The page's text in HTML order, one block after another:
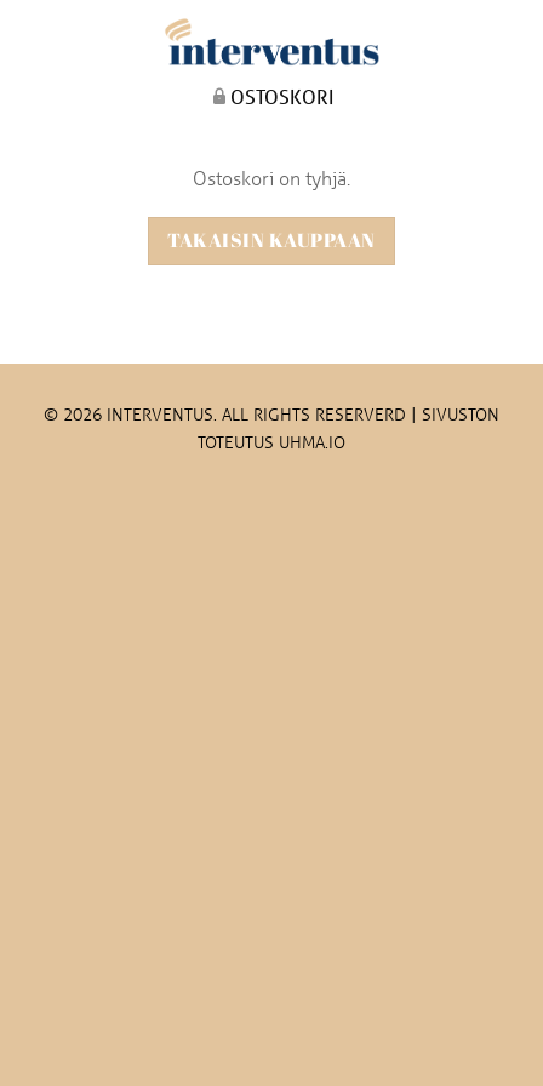
OSTOSKORI
Ostoskori on tyhjä.
TAKAISIN KAUPPAAN
© 2026 INTERVENTUS. ALL RIGHTS RESERVERD | SIVUSTON
TOTEUTUS UHMA.IO